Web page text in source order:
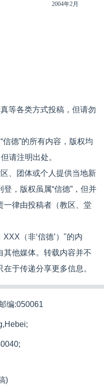
2004年2月
等各类方式投稿，但请勿
德”的所有内容，版权均
请注明出处。
、团体或个人提供当地新
，版权虽属“信德”，但并
一律由投稿者（教区、堂
（非‘信德’）"的内
其他媒体。转载内容并不
于传递分享更多信息。
编:050061
)